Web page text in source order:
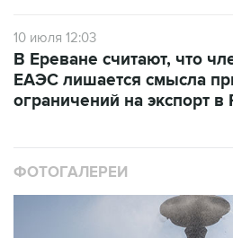
10 июля 12:03
В Ереване считают, что
ЕАЭС лишается смысла
ограничений на экспорт
ФОТОГАЛЕРЕИ